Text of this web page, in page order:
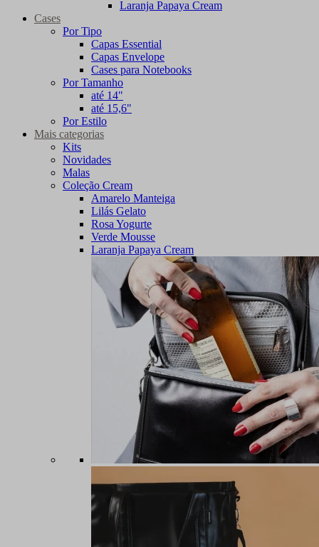
Laranja Papaya Cream
Cases
Por Tipo
Capas Essential
Capas Envelope
Cases para Notebooks
Por Tamanho
até 14"
até 15,6"
Por Estilo
Mais categorias
Kits
Novidades
Malas
Coleção Cream
Amarelo Manteiga
Lilás Gelato
Rosa Yogurte
Verde Mousse
Laranja Papaya Cream